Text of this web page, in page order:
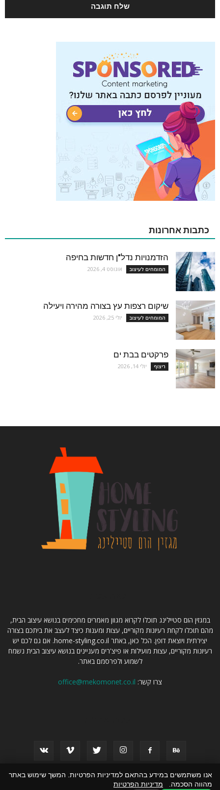
כתבות אחרונות
הזדמנויות נדל"ן חדשות בחיפה
המומחים לעיצוב אוגוסט 4, 2026
שיקום רצפות עץ בצורה מהירה ויעילה
המומחים לעיצוב יולי 25, 2026
פרקטים בבת ים
ריצוף יולי 14, 2026
במגזין הום סטיילינג תוכלו לקרוא מגוון מאמרים מחכימים בנושא עיצוב הבית,
מהם תוכלו לקחת רעיונות מקוריים, עצות ומענות כיצד לעצב את ביתכם בצורה
יצירתית ויוצאת דופן. הכל כאן, באתר home-styling.co.il. אם גם לכם יש
רעיונות מקוריים, עצות מועילות או פיצ'רים מעניינים בנושא עיצוב הבית נשמח
לשמוע ולפרסמם באתר.
צרו קשר: office@mekomonet.co.il
פרסום תוכן שיווקי מחפשים כותבים
אנו משתמשים במידע בהתאם למדיניות הפרטיות. המשך שימוש באתר
מהווה הסכמה. מדיניות הפרטיות